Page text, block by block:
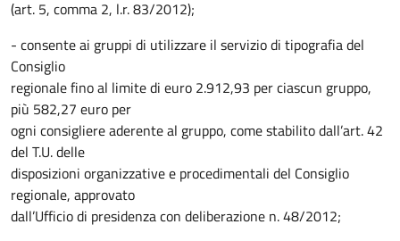
(art. 5, comma 2, l.r. 83/2012);
- consente ai gruppi di utilizzare il servizio di tipografia del
Consiglio
regionale fino al limite di euro 2.912,93 per ciascun gruppo,
più 582,27 euro per
ogni consigliere aderente al gruppo, come stabilito dall’art. 42
del T.U. delle
disposizioni organizzative e procedimentali del Consiglio
regionale, approvato
dall’Ufficio di presidenza con deliberazione n. 48/2012;